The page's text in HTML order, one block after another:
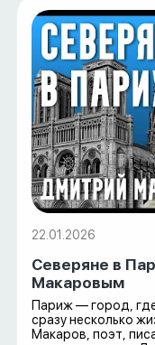
22.01.2026
Северяне в
Макаровым
Париж — город,
сразу несколько
Макаров, поэт,